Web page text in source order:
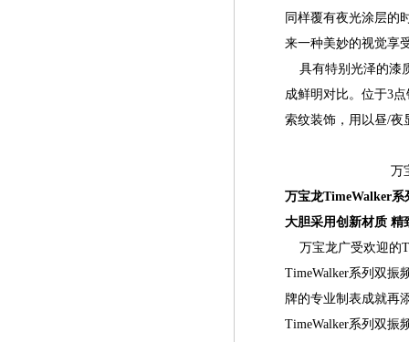
同样覆有夜光涂层的
来一种美妙的视觉享
具有特别光泽的漆
成鲜明对比。位于3
索纹装饰，用以昼/夜
万
万宝龙TimeWalker系
大胆采用创新材质 精
万宝龙广受欢迎的
TimeWalker系列双振
牌的专业制表成就再
TimeWalker系列双振